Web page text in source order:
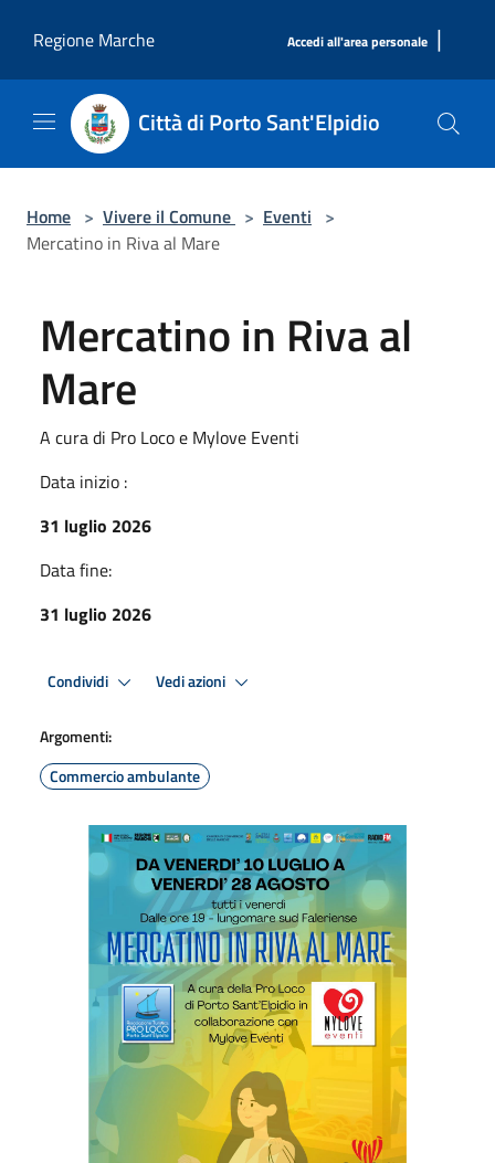
Regione Marche
Accedi all'area personale |
Città di Porto Sant'Elpidio
Home > Vivere il Comune > Eventi >
Mercatino in Riva al Mare
Mercatino in Riva al
Mare
A cura di Pro Loco e Mylove Eventi
Data inizio :
31 luglio 2026
Data fine:
31 luglio 2026
Condividi Vedi azioni
Argomenti:
Commercio ambulante